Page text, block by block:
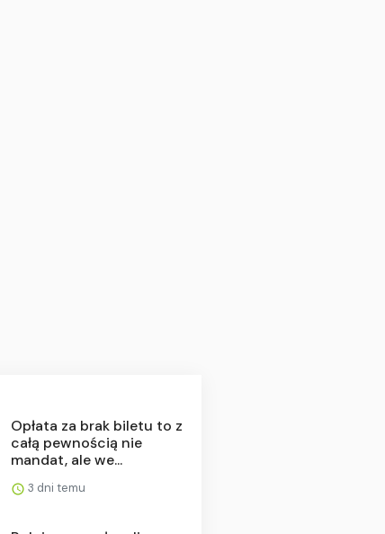
Opłata za brak biletu to z
całą pewnością nie
mandat, ale we...
3 dni temu